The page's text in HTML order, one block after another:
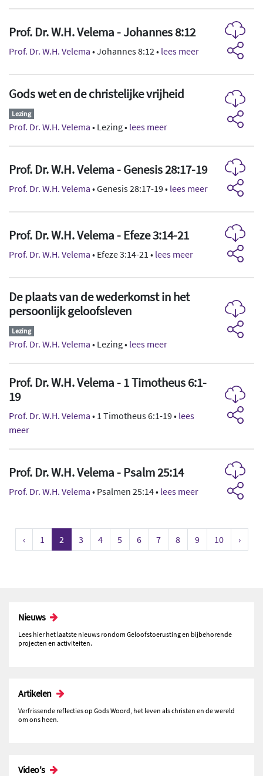
Prof. Dr. W.H. Velema - Johannes 8:12
Prof. Dr. W.H. Velema • Johannes 8:12 • lees meer
Gods wet en de christelijke vrijheid
Lezing
Prof. Dr. W.H. Velema • Lezing • lees meer
Prof. Dr. W.H. Velema - Genesis 28:17-19
Prof. Dr. W.H. Velema • Genesis 28:17-19 • lees meer
Prof. Dr. W.H. Velema - Efeze 3:14-21
Prof. Dr. W.H. Velema • Efeze 3:14-21 • lees meer
De plaats van de wederkomst in het
persoonlijk geloofsleven
Lezing
Prof. Dr. W.H. Velema • Lezing • lees meer
Prof. Dr. W.H. Velema - 1 Timotheus 6:1-
19
Prof. Dr. W.H. Velema • 1 Timotheus 6:1-19 • lees
meer
Prof. Dr. W.H. Velema - Psalm 25:14
Prof. Dr. W.H. Velema • Psalmen 25:14 • lees meer
‹ 1 2 3 4 5 6 7 8 9 10 ›
Nieuws
Lees hier het laatste nieuws rondom Geloofstoerusting en bijbehorende
projecten en activiteiten.
Artikelen
Verfrissende reflecties op Gods Woord, het leven als christen en de wereld
om ons heen.
Video's